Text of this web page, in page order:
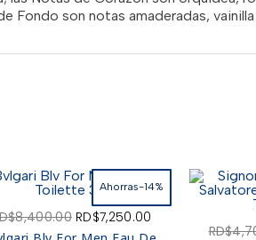
Fondo son notas amaderadas, vainilla
Ahorras-14%
8,400.00 El
precio
RD$7,250.00
precio
RD$